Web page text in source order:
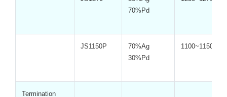
70%Pd
JS1150P
70%Ag
30%Pd
1100~1150℃
Termination